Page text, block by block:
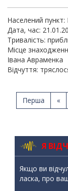
Населений пункт:
Дата, час:
Тривалість:
Місце
Івана Авраменка
Відчуття:
Перша «
Я
Якщо ви
ласка, про